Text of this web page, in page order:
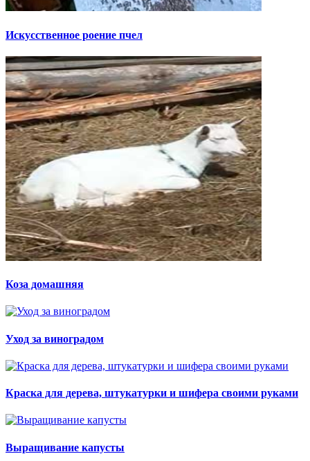
Искусственное роение пчел
Коза домашняя
Уход за виноградом
Краска для дерева, штукатурки и шифера своими руками
Выращивание капусты